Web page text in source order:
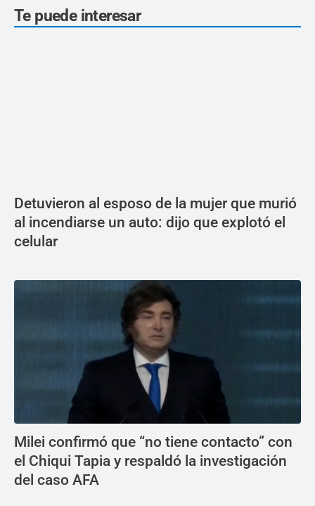
Te puede interesar
Detuvieron al esposo de la mujer que murió
al incendiarse un auto: dijo que explotó el
celular
Milei confirmó que “no tiene contacto” con
el Chiqui Tapia y respaldó la investigación
del caso AFA